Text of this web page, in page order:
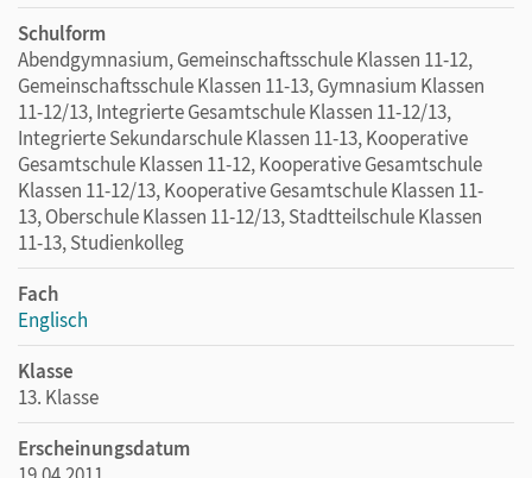
Schulform
Abendgymnasium, Gemeinschaftsschule Klassen 11-12,
Gemeinschaftsschule Klassen 11-13, Gymnasium Klassen
11-12/13, Integrierte Gesamtschule Klassen 11-12/13,
Integrierte Sekundarschule Klassen 11-13, Kooperative
Gesamtschule Klassen 11-12, Kooperative Gesamtschule
Klassen 11-12/13, Kooperative Gesamtschule Klassen 11-
13, Oberschule Klassen 11-12/13, Stadtteilschule Klassen
11-13, Studienkolleg
Fach
Englisch
Klasse
13. Klasse
Erscheinungsdatum